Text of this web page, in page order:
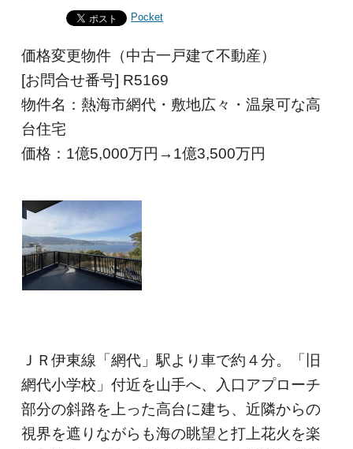
Pocket
価格変更物件（中古一戸建て不動産）
[お問合せ番号] R5169
物件名：熱海市網代・敷地広々・温泉可な高
台住宅
価格：1億5,000万円→1億3,500万円
ＪＲ伊東線「網代」駅より車で約４分。「旧
網代小学校」付近を山手へ、入口アプローチ
部分の斜路を上った高台に建ち、近隣からの
視界を遮りながらも海の眺望と打上花火を楽